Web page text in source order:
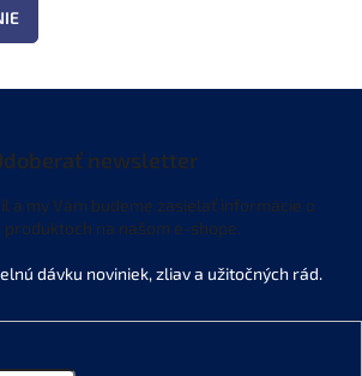
newsletter
a my Vám budeme zasielať informácie o
produktoch na našom e-shope.